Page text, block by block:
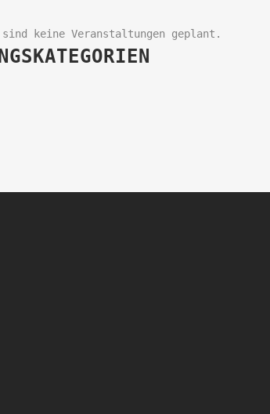
keine Veranstaltungen geplant.